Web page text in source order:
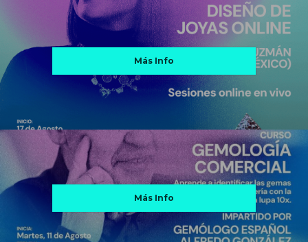
Más Info
Más Info